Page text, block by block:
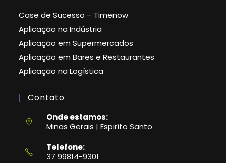
Case de Sucesso – Timenow
Aplicação na Indústria
Aplicação em Supermercados
Aplicação em Bares e Restaurantes
Aplicação na Logística
Contato
Onde estamos:
Minas Gerais | Espiríto Santo
Telefone:
37 99814-9301